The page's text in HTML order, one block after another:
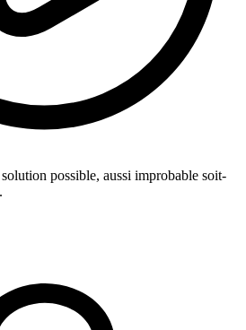
possible, aussi improbable soit-
.